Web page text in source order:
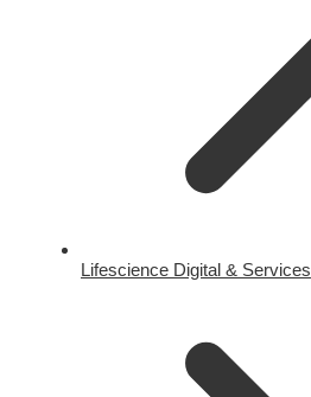
Lifescience Digital & Services